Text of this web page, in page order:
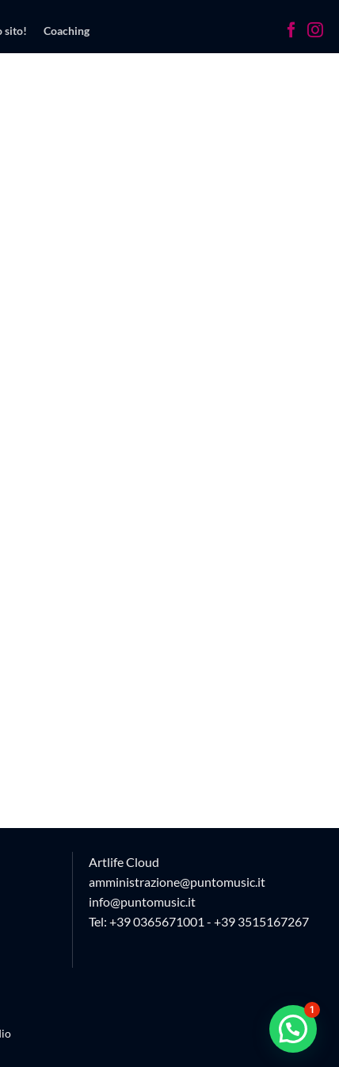
sito! Coaching
Artlife Cloud
amministrazione@puntomusic.it
info@puntomusic.it
Tel: +39 0365671001 - +39 3515167267
1